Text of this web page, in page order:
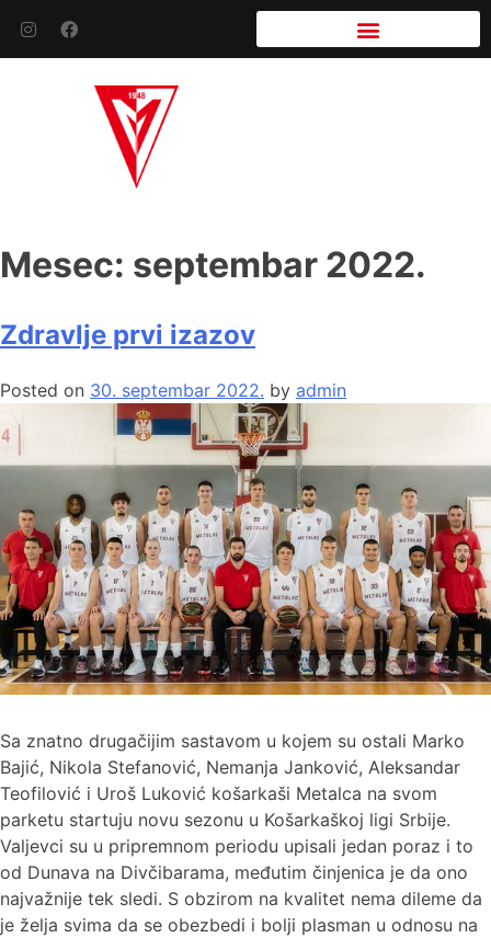
Mesec: septembar 2022.
Zdravlje prvi izazov
Posted on 30. septembar 2022. by admin
Sa znatno drugačijim sastavom u kojem su ostali Marko
Bajić, Nikola Stefanović, Nemanja Janković, Aleksandar
Teofilović i Uroš Luković košarkaši Metalca na svom
parketu startuju novu sezonu u Košarkaškoj ligi Srbije.
Valjevci su u pripremnom periodu upisali jedan poraz i to
od Dunava na Divčibarama, međutim činjenica je da ono
najvažnije tek sledi. S obzirom na kvalitet nema dileme da
je želja svima da se obezbedi i bolji plasman u odnosu na